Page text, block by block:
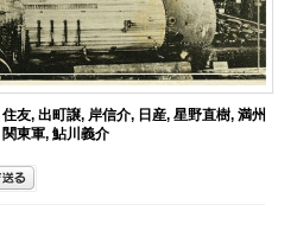
住友, 出町譲, 岸信介, 日産, 星野直樹, 満州
関東軍,鮎川義介